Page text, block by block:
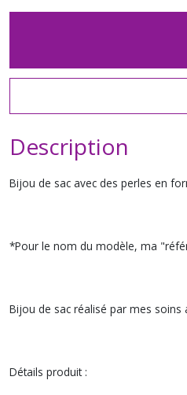
Description
Bijou de sac avec des perles en
*Pour le nom du modèle, ma
Bijou de sac réalisé par mes
Détails produit :